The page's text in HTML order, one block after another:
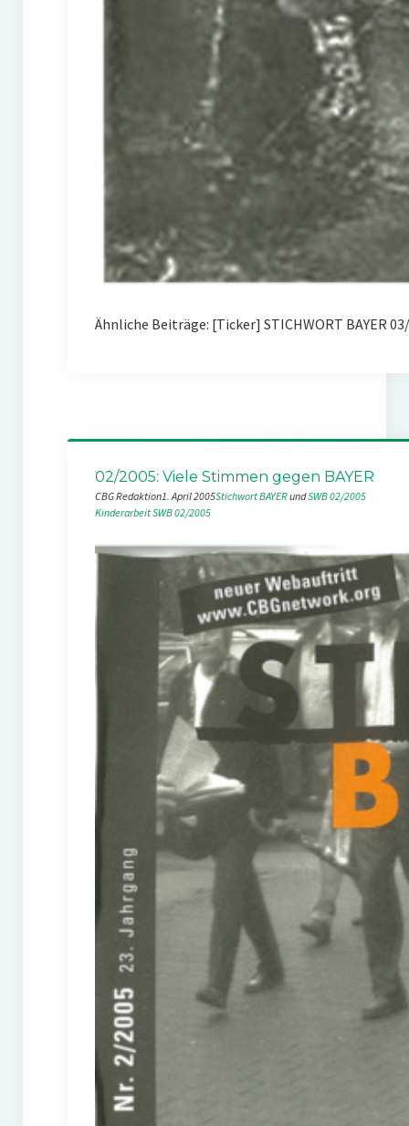
Ähnliche Beiträge: [Ticker] STICHWORT BAYER
02/2005: Viele Stimmen gegen BAYER
CBG Redaktion1. April 2005Stichwort BAYER und SWB 02/2005
KinderarbeitSWB 02/2005